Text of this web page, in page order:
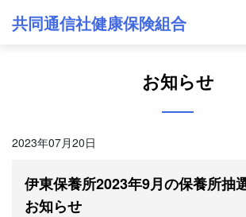
共同通信社健康保険組合
お知らせ
2023年07月20日
伊東保養所2023年9月の保養所抽
お知らせ